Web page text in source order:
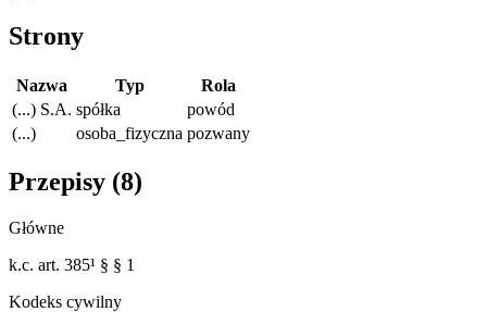
Strony
Nazwa Typ
Rola
(...) S.A. spółka
powód
(...)
osoba_fizyczna pozwany
Przepisy (8)
Główne
k.c. art. 385¹ § § 1
Kodeks cywilny